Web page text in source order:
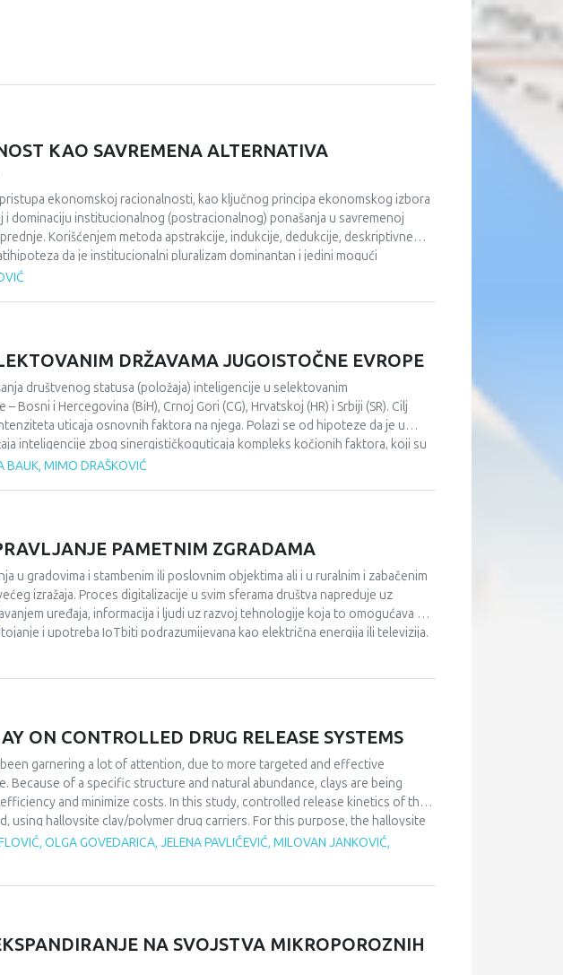
KAO SAVREMENA ALTERNATIVA
ekonomskoj racionalnosti, kao ključnog principa ekonomskog izbora
i dominaciju institucionalnog (postracionalnog) ponašanja u savremenoj
Korišćenjem metoda apstrakcije, indukcije, dedukcije, deskriptivne
da je institucionalni pluralizam dominantan i jedini mogući
ekonomske teorije (NET), a dokazuje praksa svih ekonomski
DRŽAVAMA JUGOISTOČNE EVROPE
društvenog statusa (položaja) inteligencije u selektovanim
i Hercegovina (BiH), Crnoj Gori (CG), Hrvatskoj (HR) i Srbiji (SR). Cilj
uticaja osnovnih faktora na njega. Polazi se od hipoteze da je u
inteligencije zbog sinergističkoguticaja kompleks kočionih faktora, koji su
Korišćenjem metoda anketiranja hipotetički se verifikuje polazna
BAUK, MIMO DRAŠKOVIĆ
PAMETNIM ZGRADAMA
u gradovima i stambenim ili poslovnim objektima ali i u ruralnim i zabačenim
izražaja. Proces digitalizacije u svim sferama društva napreduje uz
uređaja, informacija i ljudi uz razvoj tehnologije koja to omogućava na
i upotreba IoTbiti podrazumijevana kao električna energija ili televizija.
zgradama, za prikazan princip rada bez izričitog izbora tehnologije. Izbor
ON CONTROLLED DRUG RELEASE SYSTEMS
garnering a lot of attention, due to more targeted and effective
Because of a specific structure and natural abundance, clays are being
and minimize costs. In this study, controlled release kinetics of the
using halloysite clay/polymer drug carriers. For this purpose, the halloysite
bromide (CTAB). Drug carriers were prepared by adding modified
(PVA) and sodium alginate. Firstly, the swelling behaviour of the prepared
pH. The results showed that the prepared drug carriers with modified
OLGA GOVEDARICA, JELENA PAVLIČEVIĆ, MILOVAN JANKOVIĆ,
NA SVOJSTVA MIKROPOROZNIH